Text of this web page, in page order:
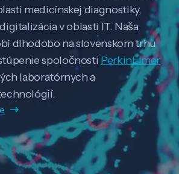
medicínskej diagnostiky,
v oblasti IT. Naša
dlhodobo na slovenskom trhu
spoločnosti PerkinElmer
laboratórnych a